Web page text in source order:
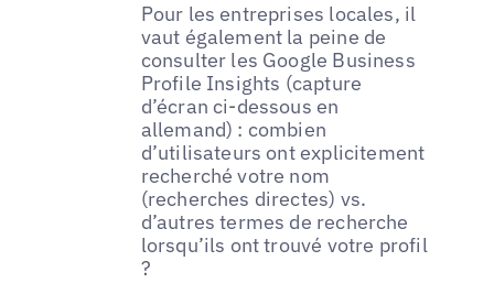
Pour les entreprises locales, il
vaut également la peine de
consulter les Google Business
Profile Insights (capture
d’écran ci-dessous en
allemand) : combien
d’utilisateurs ont explicitement
recherché votre nom
(recherches directes) vs.
d’autres termes de recherche
lorsqu’ils ont trouvé votre profil
?